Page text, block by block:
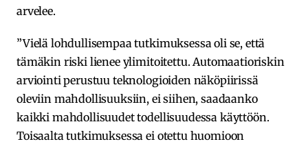
arvelee.
”Vielä lohdullisempaa tutkimuksessa oli se, että
tämäkin riski lienee ylimitoitettu. Automaatioriskin
arviointi perustuu teknologioiden näköpiirissä
oleviin mahdollisuuksiin, ei siihen, saadaanko
kaikki mahdollisuudet todellisuudessa käyttöön.
Toisaalta tutkimuksessa ei otettu huomioon